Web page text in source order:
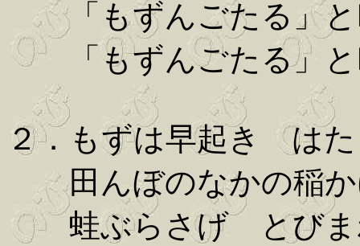
「もずんごたる」と
「もずんごたる」と
２．もずは早起き は
田んぼのなかの稲か
蛙ぶらさげ とびま